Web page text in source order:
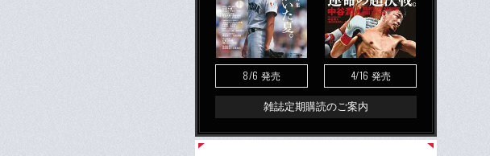
8/6 発売 4/16 発売
雑誌定期購読のご案内